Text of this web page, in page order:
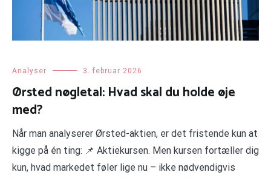
Analyser 3. februar 2026
Ørsted nøgletal: Hvad skal du holde øje
med?
Når man analyserer Ørsted-aktien, er det fristende kun at
kigge på én ting: 📌 Aktiekursen. Men kursen fortæller dig
kun, hvad markedet føler lige nu – ikke nødvendigvis